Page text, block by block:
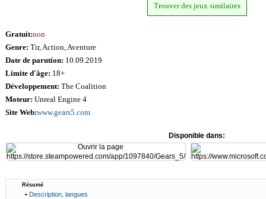
Trouver des jeux similaires
Gratuit:non
Genre: Tir, Action, Aventure
Date de parution: 10.09.2019
Limite d'âge: 18+
Développement: The Coalition
Moteur: Unreal Engine 4
Site Web:www.gears5.com
Disponible dans:
Résumé
•Description, langues